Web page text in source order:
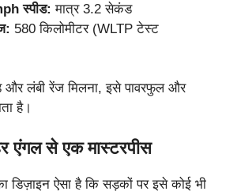
स्पीड: मात्र 3.2 सेकंड
580 किलोमीटर (WLTP टेस्ट
और लंबी रेंज मिलना, इसे पावरफुल और
है।
एंगल से एक मास्टरपीस
डिज़ाइन ऐसा है कि सड़कों पर इसे कोई भी